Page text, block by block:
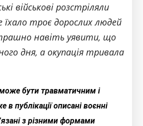
військові розстріляли
їхало троє дорослих людей
навіть уявити, що
дня, а окупація тривала
може бути травматичним і
публікації описані воєнні
з різними формами